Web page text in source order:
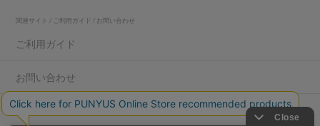
関連サイト / ご利用ガイド / お問い合わせ
ご利用ガイド
お問い合わせ
求人情報